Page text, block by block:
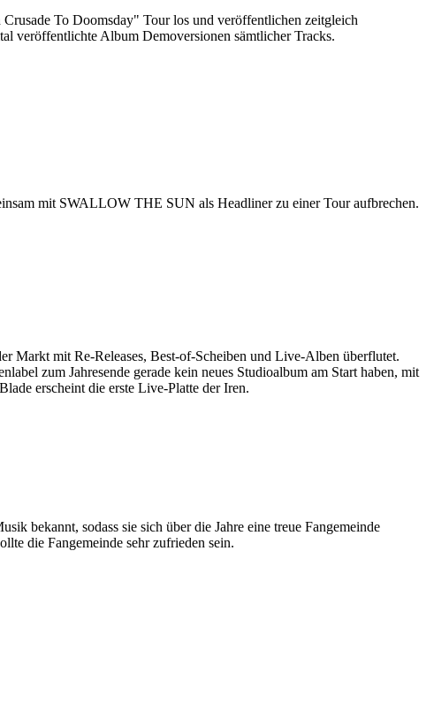
To Doomsday" Tour los und veröffentlichen zeitgleich
veröffentlichte Album Demoversionen sämtlicher Tracks.
mit SWALLOW THE SUN als Headliner zu einer Tour aufbrechen.
Markt mit Re-Releases, Best-of-Scheiben und Live-Alben überflutet.
zum Jahresende gerade kein neues Studioalbum am Start haben, mit
erscheint die erste Live-Platte der Iren.
bekannt, sodass sie sich über die Jahre eine treue Fangemeinde
die Fangemeinde sehr zufrieden sein.